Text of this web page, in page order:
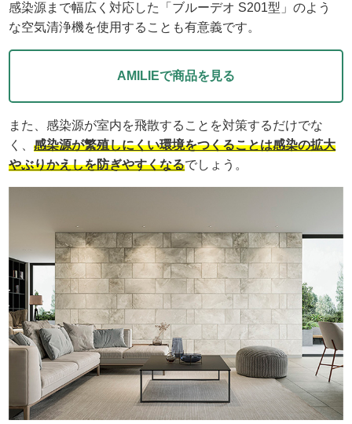
感染源まで幅広く対応した「ブルーデオ S201型」のよう
な空気清浄機を使用することも有意義です。
AMILIEで商品を見る
また、感染源が室内を飛散することを対策するだけでな
く、感染源が繁殖しにくい環境をつくることは感染の拡大
やぶりかえしを防ぎやすくなるでしょう。